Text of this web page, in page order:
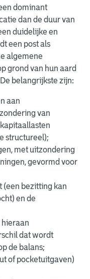
dominant
dan de duur van
duidelijke en
een post als
algemene
grond van hun aard
belangrijkste zijn:
aan
van
structureel);
met uitzondering
gevormd voor
(een bezitting kan
en de
hieraan
dat wordt
de balans;
of pocketuitgaven)